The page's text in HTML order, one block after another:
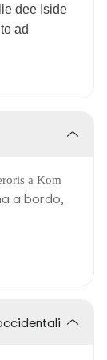
dee Iside
ad
a Kom
a bordo,